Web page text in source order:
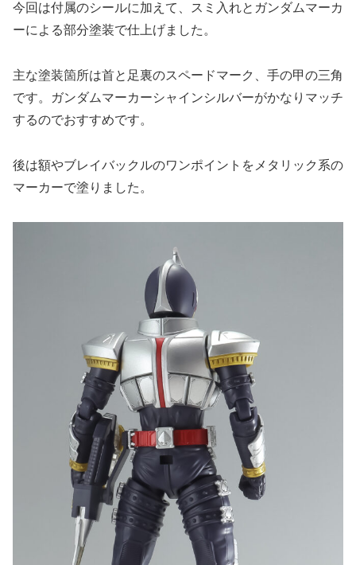
今回は付属のシールに加えて、スミ入れとガンダムマーカ
ーによる部分塗装で仕上げました。
主な塗装箇所は首と足裏のスペードマーク、手の甲の三角
です。ガンダムマーカーシャインシルバーがかなりマッチ
するのでおすすめです。
後は額やブレイバックルのワンポイントをメタリック系の
マーカーで塗りました。